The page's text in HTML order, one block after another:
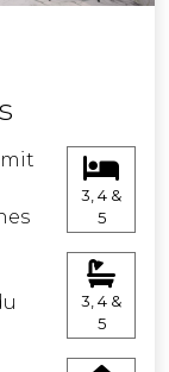
3, 4 &
5
3, 4 &
5